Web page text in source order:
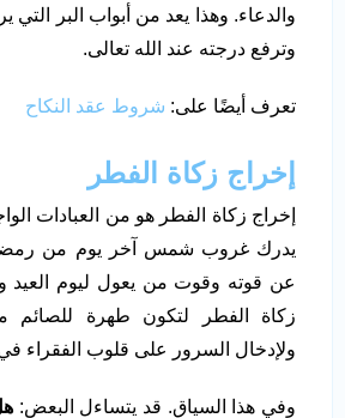
والدعاء. وهذا يعد من أبواب البر التي
وترفع درجته عند الله تعالى.
تعرف أيضًا على: شروط عقد النكاح
إخراج زكاة الفطر
إخراج زكاة الفطر هو من العبادات
يدرك غروب شمس آخر يوم من
عن قوته وقوت من يعول ليوم العيد
زكاة الفطر لتكون طهرة للصائم
ولإدخال السرور على قلوب الفقراء في
وفي هذا السياق. قد يتساءل البعض: